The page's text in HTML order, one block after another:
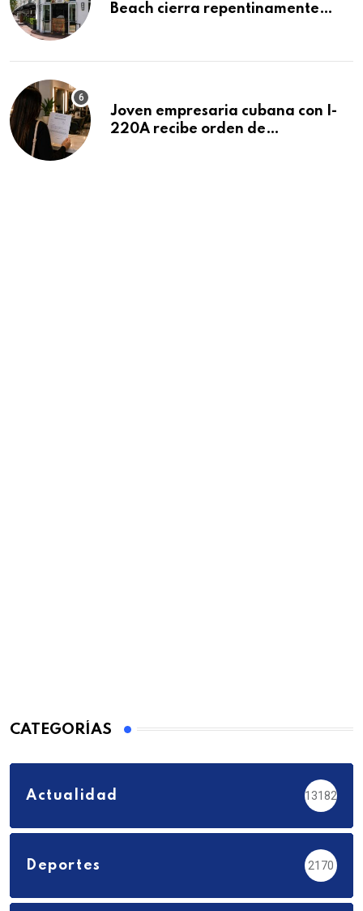
Beach cierra repentinamente
Joven empresaria cubana con I-
220A recibe orden de
CATEGORÍAS
Actualidad 13182
Deportes 2170